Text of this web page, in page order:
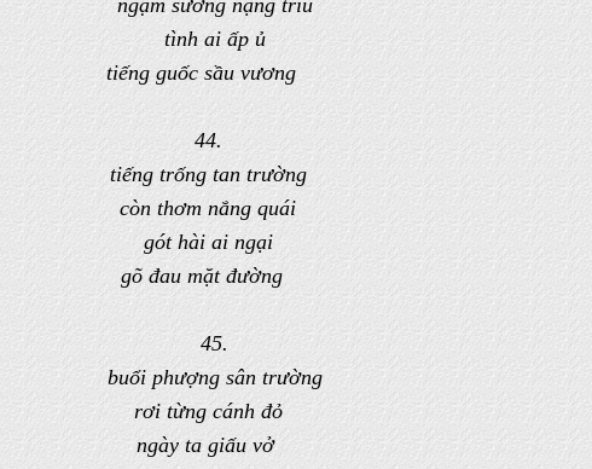
ngậm sương nặng trĩu
tình ai ấp ủ
tiếng guốc sầu vương
44.
tiếng trống tan trường
còn thơm nắng quái
gót hài ai ngại
gõ đau mặt đường
45.
buổi phượng sân trường
rơi từng cánh đỏ
ngày ta giấu vở